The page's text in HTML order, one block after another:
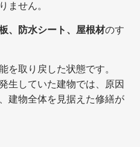
ません。
、防水シート、屋根材のす
を取り戻した状態です。
生していた建物では、原因
建物全体を見据えた修繕が